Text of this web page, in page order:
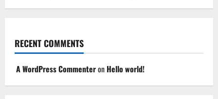
RECENT COMMENTS
A WordPress Commenteron Hello world!